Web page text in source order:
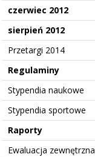
czerwiec 2012
sierpień 2012
Przetargi 2014
Regulaminy
Stypendia naukowe
Stypendia sportowe
Raporty
Ewaluacja zewnętrzna